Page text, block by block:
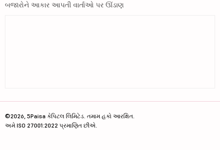
બજારોને આકાર આપતી વાર્તાઓ પર ઊંડાણ
©2026, 5Paisa કેપિટલ લિમિટેડ. તમામ હકો આરક્ષિત.
અમે ISO 27001:2022 પ્રમાણિત છીએ.